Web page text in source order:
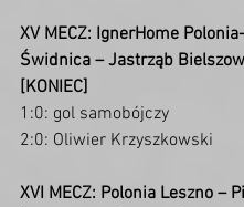
XV MECZ: IgnerHome
Świdnica – Jastrząb
[KONIEC]
1:0: gol samobójczy
2:0: Oliwier Krzyszkowski
XVI MECZ: Polonia Leszno –